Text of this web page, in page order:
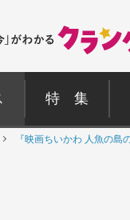
特 集
『映画ちいかわ 人魚の